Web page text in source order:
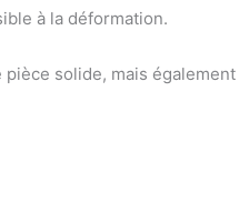
à la déformation.
solide, mais également